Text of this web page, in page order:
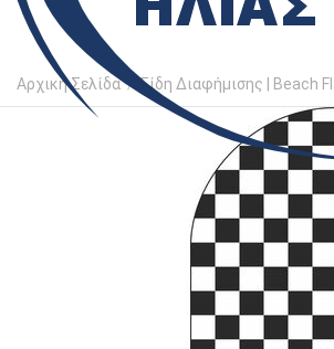
Αρχική Σελίδα / Είδη Διαφήμισης | Beach